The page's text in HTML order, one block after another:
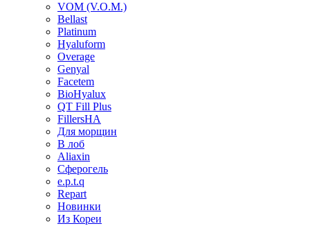
VOM (V.O.M.)
Bellast
Platinum
Hyaluform
Overage
Genyal
Facetem
BioHyalux
QT Fill Plus
FillersHA
Для морщин
В лоб
Aliaxin
Сферогель
e.p.t.q
Repart
Новинки
Из Кореи